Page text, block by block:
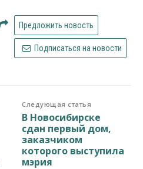
Предложить новость
Подписаться на новости
Следующая статья
В Новосибирске
сдан первый дом,
заказчиком
которого выступила
мэрия